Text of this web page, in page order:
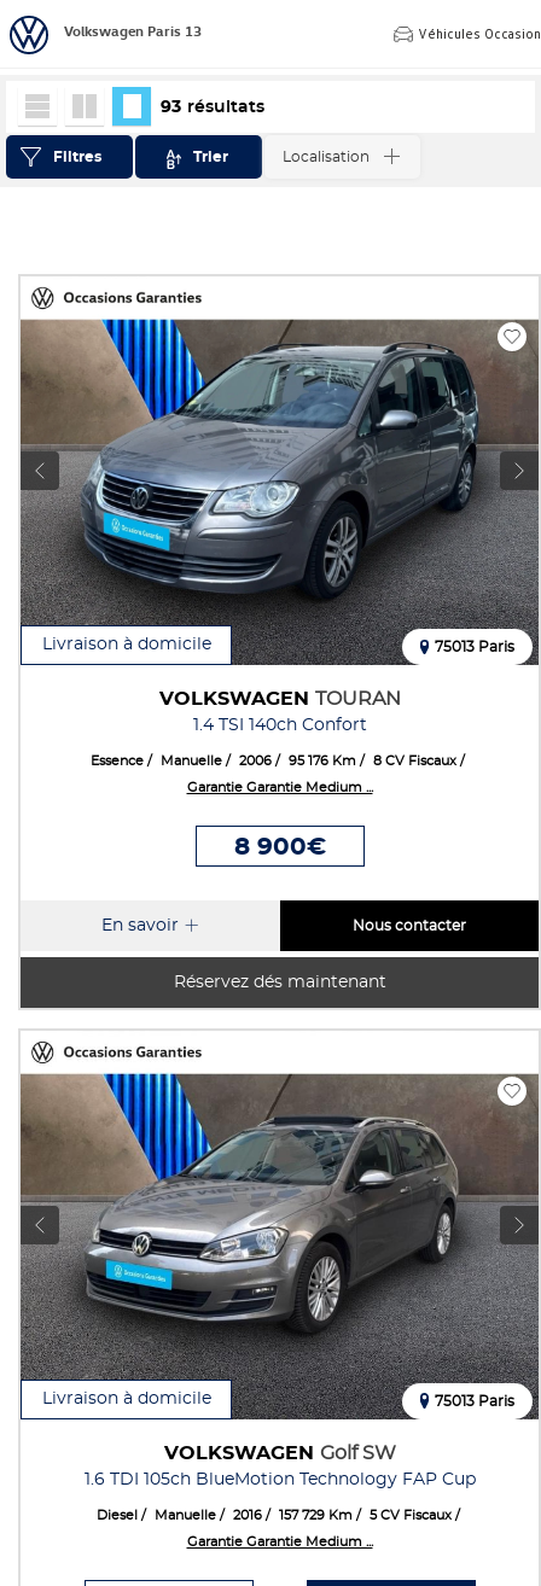
Volkswagen Paris 13 Véhicules Occasion
Filtres Trier Localisation
93 résultats
Livraison à domicile
VOLKSWAGEN TOURAN
1.4 TSI 140ch Confort
75013 Paris
Essence Manuelle 2006 95 176 Km
8 CV Fiscaux
Garantie Garantie Medium ...
8 900€
Réservez dés maintenant
En savoir Nous contacter
Livraison à domicile
VOLKSWAGEN Golf SW
1.6 TDI 105ch BlueMotion Technology FAP Cup
75013 Paris
Diesel Manuelle 2016 157 729 Km
5 CV Fiscaux
Garantie Garantie Medium ...